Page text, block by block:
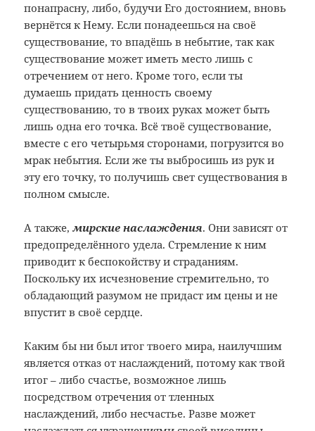
понапрасну, либо, будучи Его достоянием, вновь
вернётся к Нему. Если понадеешься на своё
существование, то впадёшь в небытие, так как
существование может иметь место лишь с
отречением от него. Кроме того, если ты
думаешь придать ценность своему
существованию, то в твоих руках может быть
лишь одна его точка. Всё твоё существование,
вместе с его четырьмя сторонами, погрузится во
мрак небытия. Если же ты выбросишь из рук и
эту его точку, то получишь свет существования в
полном смысле.
А также,мирские наслаждения. Они зависят от
предопределённого удела. Стремление к ним
приводит к беспокойству и страданиям.
Поскольку их исчезновение стремительно, то
обладающий разумом не придаст им цены и не
впустит в своё сердце.
Каким бы ни был итог твоего мира, наилучшим
является отказ от наслаждений, потому как твой
итог – либо счастье, возможное лишь
посредством отречения от тленных
наслаждений, либо несчастье. Разве может